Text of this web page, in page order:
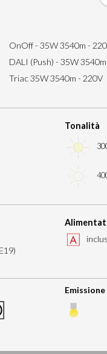
OnOff - 35W 3540m -
DALI (Push) - 35W
Triac 35W 3540m - 220V
Tonalità